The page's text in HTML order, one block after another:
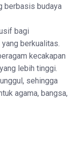
berbasis budaya
bagi
berkualitas.
kecakapan
lebih tinggi.
sehingga
agama, bangsa,